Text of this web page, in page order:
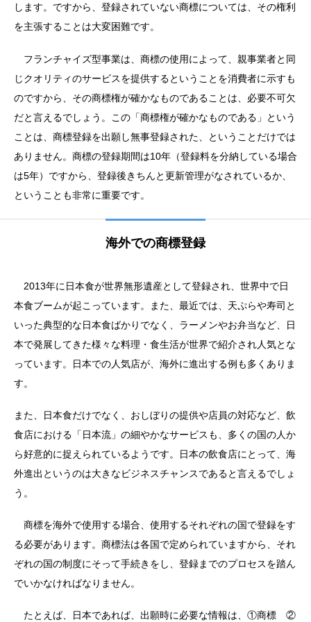
します。ですから、登録されていない商標については、その権利
を主張することは大変困難です。
フランチャイズ型事業は、商標の使用によって、親事業者と同
じクオリティのサービスを提供するということを消費者に示すも
のですから、その商標権が確かなものであることは、必要不可欠
だと言えるでしょう。この「商標権が確かなものである」という
ことは、商標登録を出願し無事登録された、ということだけでは
ありません。商標の登録期間は10年（登録料を分納している場合
は5年）ですから、登録後きちんと更新管理がなされているか、
ということも非常に重要です。
海外での商標登録
2013年に日本食が世界無形遺産として登録され、世界中で日
本食ブームが起こっています。また、最近では、天ぷらや寿司と
いった典型的な日本食ばかりでなく、ラーメンやお弁当など、日
本で発展してきた様々な料理・食生活が世界で紹介され人気とな
っています。日本での人気店が、海外に進出する例も多くありま
す。
また、日本食だけでなく、おしぼりの提供や店員の対応など、飲
食店における「日本流」の細やかなサービスも、多くの国の人か
ら好意的に捉えられているようです。日本の飲食店にとって、海
外進出というのは大きなビジネスチャンスであると言えるでしょ
う。
商標を海外で使用する場合、使用するそれぞれの国で登録をす
る必要があります。商標法は各国で定められていますから、それ
ぞれの国の制度にそって手続きをし、登録までのプロセスを踏ん
でいかなければなりません。
たとえば、日本であれば、出願時に必要な情報は、①商標 ②